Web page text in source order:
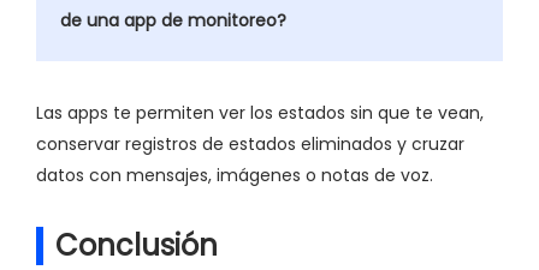
de una app de monitoreo?
Las apps te permiten ver los estados sin que te vean,
conservar registros de estados eliminados y cruzar
datos con mensajes, imágenes o notas de voz.
Conclusión